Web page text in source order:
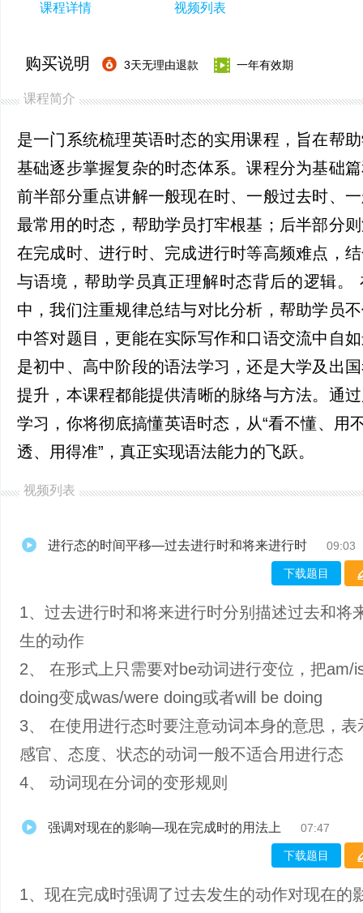
课程详情 视频列表
购买说明 3天无理由退款 一年有效期
课程简介
是一门系统梳理英语时态的实用课程，旨在帮
基础逐步掌握复杂的时态体系。课程分为基础
前半部分重点讲解一般现在时、一般过去时、
最常用的时态，帮助学员打牢根基；后半部分
在完成时、进行时、完成进行时等高频难点，
与语境，帮助学员真正理解时态背后的逻辑。
中，我们注重规律总结与对比分析，帮助学员
中答对题目，更能在实际写作和口语交流中自
是初中、高中阶段的语法学习，还是大学及出
提升，本课程都能提供清晰的脉络与方法。通
学习，你将彻底搞懂英语时态，从“看不懂、用
透、用得准”，真正实现语法能力的飞跃。
视频列表
进行态的时间平移—过去进行时和将来进行时 09:03
下载题目
1、过去进行时和将来进行时分别描述过去和将
生的动作
2、 在形式上只需要对be动词进行变位，把am/
doing变成was/were doing或者will be doing
3、 在使用进行态时要注意动词本身的意思，表
感官、态度、状态的动词一般不适合用进行态
4、 动词现在分词的变形规则
强调对现在的影响—现在完成时的用法上 07:47
下载题目
1、现在完成时强调了过去发生的动作对现在的